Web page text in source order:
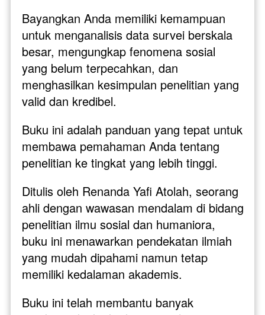
Bayangkan Anda memiliki kemampuan
untuk menganalisis data survei berskala
besar, mengungkap fenomena sosial
yang belum terpecahkan, dan
menghasilkan kesimpulan penelitian yang
valid dan kredibel.
Buku ini adalah panduan yang tepat untuk
membawa pemahaman Anda tentang
penelitian ke tingkat yang lebih tinggi.
Ditulis oleh Renanda Yafi Atolah, seorang
ahli dengan wawasan mendalam di bidang
penelitian ilmu sosial dan humaniora,
buku ini menawarkan pendekatan ilmiah
yang mudah dipahami namun tetap
memiliki kedalaman akademis.
Buku ini telah membantu banyak